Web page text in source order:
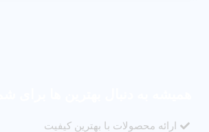
ارائه محصولات با بهترین کیفیت